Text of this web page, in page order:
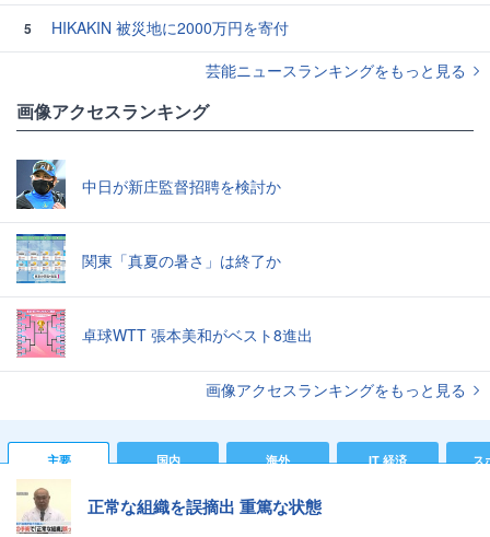
5
HIKAKIN 被災地に2000万円を寄付
芸能ニュースランキングをもっと見る
画像アクセスランキング
中日が新庄監督招聘を検討か
関東「真夏の暑さ」は終了か
卓球WTT 張本美和がベスト8進出
画像アクセスランキングをもっと見る
主要 国内 海外 IT 経済 ス
正常な組織を誤摘出 重篤な状態